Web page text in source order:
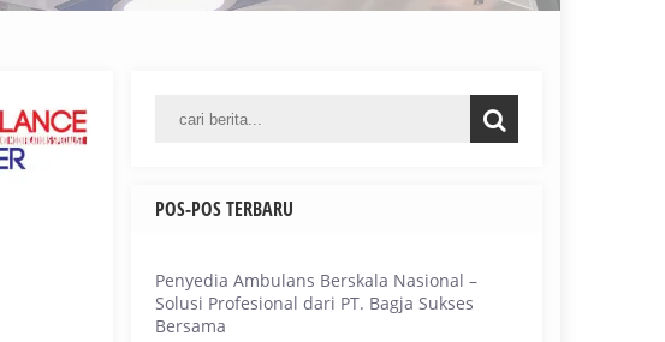
POS-POS TERBARU
Penyedia Ambulans Berskala Nasional –
Solusi Profesional dari PT. Bagja Sukses
Bersama